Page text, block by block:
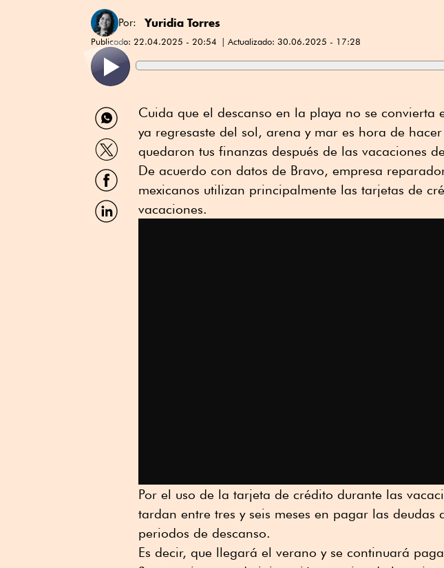
Por: Yuridia Torres
Publicado: 22.04.2025 - 20:54 Actualizado: 30.06.2025 - 17:28
Compartir
por
WhatsApp
Compartir
por
Twitter
Compartir
por
Facebook
Compartir
por
Cuida que el descanso en la playa no se convierta
ya regresaste del sol, arena y mar es hora de
quedaron tus finanzas después de las vacaciones
De acuerdo con datos de Bravo, empresa
mexicanos utilizan principalmente las tarjetas de
vacaciones.
Por el uso de la tarjeta de crédito durante las
tardan entre tres y seis meses en pagar las deudas
periodos de descanso.
Es decir, que llegará el verano y se continuará